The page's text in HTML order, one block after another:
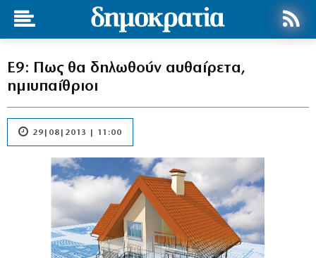
Ε9: Πως θα δηλωθούν αυθαίρετα,
ημιυπαίθριοι
29|08|2013 | 11:00